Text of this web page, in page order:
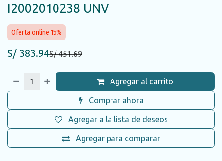
I2002010238 UNV
Oferta online 15%
S/ 383.94S/451.69
Agregar al carrito
Comprar ahora
Agregar para comparar
Agregar a la lista de deseos